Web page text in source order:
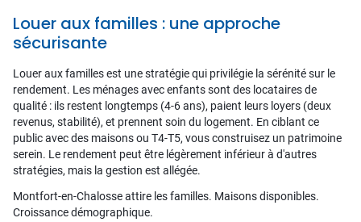
Louer aux familles : une approche
sécurisante
Louer aux familles est une stratégie qui privilégie la sérénité sur le
rendement. Les ménages avec enfants sont des locataires de
qualité : ils restent longtemps (4-6 ans), paient leurs loyers (deux
revenus, stabilité), et prennent soin du logement. En ciblant ce
public avec des maisons ou T4-T5, vous construisez un patrimoine
serein. Le rendement peut être légèrement inférieur à d'autres
stratégies, mais la gestion est allégée.
Montfort-en-Chalosse attire les familles. Maisons disponibles.
Croissance démographique.